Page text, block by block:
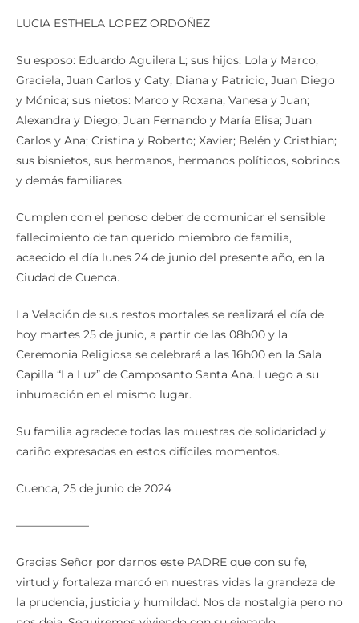
LUCIA ESTHELA LOPEZ ORDOÑEZ
Su esposo: Eduardo Aguilera L; sus hijos: Lola y Marco,
Graciela, Juan Carlos y Caty, Diana y Patricio, Juan Diego
y Mónica; sus nietos: Marco y Roxana; Vanesa y Juan;
Alexandra y Diego; Juan Fernando y María Elisa; Juan
Carlos y Ana; Cristina y Roberto; Xavier; Belén y Cristhian;
sus bisnietos, sus hermanos, hermanos políticos, sobrinos
y demás familiares.
Cumplen con el penoso deber de comunicar el sensible
fallecimiento de tan querido miembro de familia,
acaecido el día lunes 24 de junio del presente año, en la
Ciudad de Cuenca.
La Velación de sus restos mortales se realizará el día de
hoy martes 25 de junio, a partir de las 08h00 y la
Ceremonia Religiosa se celebrará a las 16h00 en la Sala
Capilla “La Luz” de Camposanto Santa Ana. Luego a su
inhumación en el mismo lugar.
Su familia agradece todas las muestras de solidaridad y
cariño expresadas en estos difíciles momentos.
Cuenca, 25 de junio de 2024
——————–
Gracias Señor por darnos este PADRE que con su fe,
virtud y fortaleza marcó en nuestras vidas la grandeza de
la prudencia, justicia y humildad. Nos da nostalgia pero no